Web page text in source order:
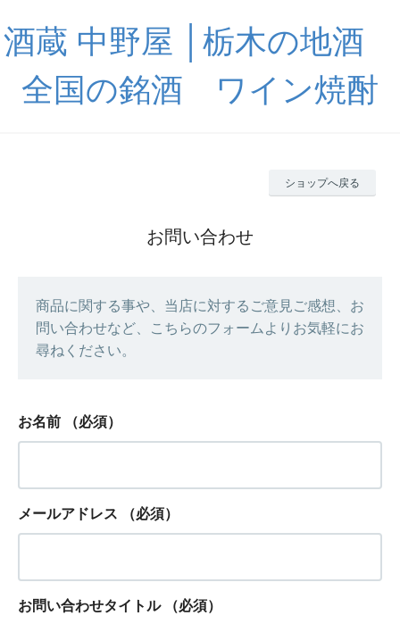
酒蔵 中野屋 │栃木の地酒
全国の銘酒 ワイン焼酎
ショップへ戻る
お問い合わせ
商品に関する事や、当店に対するご意見ご感想、お
問い合わせなど、こちらのフォームよりお気軽にお
尋ねください。
お名前 （必須）
メールアドレス （必須）
お問い合わせタイトル （必須）